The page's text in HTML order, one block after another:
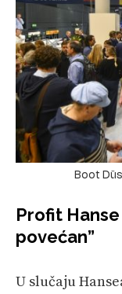
Boot
Profit Hanse
povećan”
U slučaju